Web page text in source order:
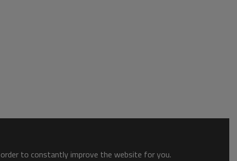
to constantly improve the website for you.